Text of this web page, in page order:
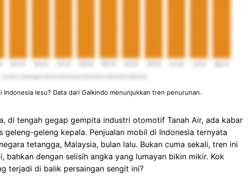
Indonesia lesu? Data dari Gaikindo menunjukkan tren penurunan.
di tengah gegap gempita industri otomotif Tanah Air, ada kabar
geleng-geleng kepala. Penjualan mobil di Indonesia ternyata
tetangga, Malaysia, bulan lalu. Bukan cuma sekali, tren ini
bahkan dengan selisih angka yang lumayan bikin mikir. Kok
terjadi di balik persaingan sengit ini?